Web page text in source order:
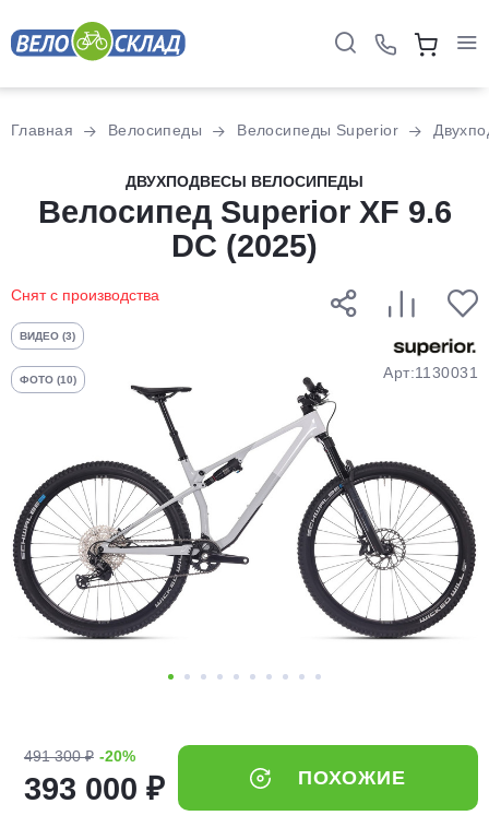
Главная Велосипеды Велосипеды Superior
ДВУХПОДВЕСЫ ВЕЛОСИПЕДЫ
Велосипед Superior XF 9.6
DC (2025)
Снят с производства
ВИДЕО (3)
ФОТО (10) Арт:1130031
491 300 ₽ -20%
393 000 ₽ ПОХОЖИЕ
Разбейте
оплатуна части
без переплат
График платежей
Добавляйте товары
в корзину
Оплачивайте сегодня только
выбранный способом
75% будут